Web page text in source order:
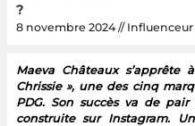
?
8 novembre 2024 // Influenceur
Maeva Châteaux
Chrissie », une des cinq
PDG. Son succès va de
construite sur Instagram.